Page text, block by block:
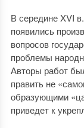
В середине XVI
появились
вопросов
проблемы
Авторы работ
править не
образующими
приведет к